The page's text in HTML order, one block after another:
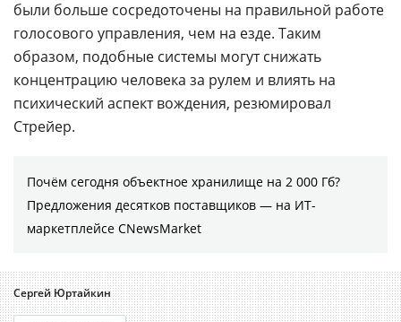
были больше сосредоточены на правильной работе
голосового управления, чем на езде. Таким
образом, подобные системы могут снижать
концентрацию человека за рулем и влиять на
психический аспект вождения, резюмировал
Стрейер.
Почём сегодня объектное хранилище на 2 000 Гб?
Предложения десятков поставщиков ― на ИТ-
маркетплейсе CNewsMarket
Сергей Юртайкин